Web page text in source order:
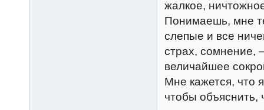
жалкое,
Понимаешь, мне
слепые и все
страх, сомнение,
величайшее
Мне кажется, что
чтобы объяснить,